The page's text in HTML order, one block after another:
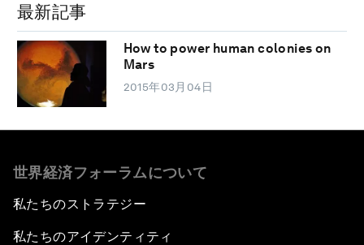
最新記事
How to power human colonies on
Mars
2015年03月04日
世界経済フォーラムについて
私たちのストラテジー
私たちのアイデンティティ